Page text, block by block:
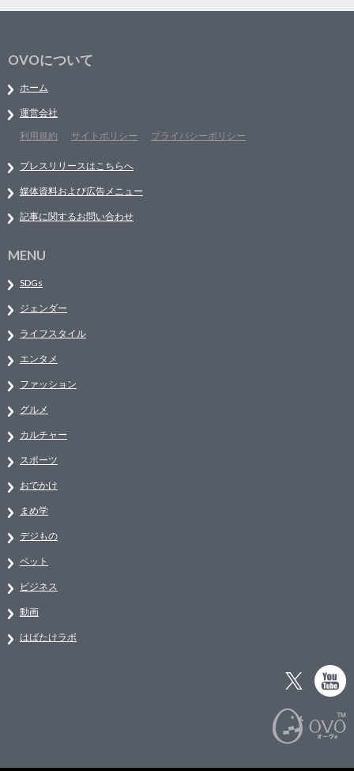
OVOについて
ホーム
運営会社
利用規約
サイトポリシー プライバシーポリシー
プレスリリースはこちらへ
媒体資料および広告メニュー
記事に関するお問い合わせ
MENU
SDGs
ジェンダー
ライフスタイル
エンタメ
ファッション
グルメ
カルチャー
スポーツ
おでかけ
まめ学
デジもの
ペット
ビジネス
動画
はばたけラボ